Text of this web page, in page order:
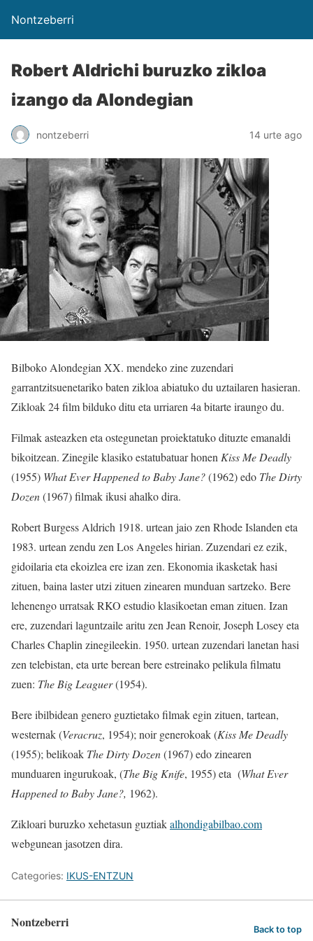
Nontzeberri
Robert Aldrichi buruzko zikloa
izango da Alondegian
nontzeberri 14 urte ago
Bilboko Alondegian XX. mendeko zine zuzendari
garrantzitsuenetariko baten zikloa abiatuko du uztailaren hasieran.
Zikloak 24 film bilduko ditu eta urriaren 4a bitarte iraungo du.
Filmak asteazken eta ostegunetan proiektatuko dituzte emanaldi
bikoitzean. Zinegile klasiko estatubatuar honen Kiss Me Deadly
(1955) What Ever Happened to Baby Jane?(1962) edo The Dirty
Dozen(1967) filmak ikusi ahalko dira.
Robert Burgess Aldrich 1918. urtean jaio zen Rhode Islanden eta
1983. urtean zendu zen Los Angeles hirian. Zuzendari ez ezik,
gidoilaria eta ekoizlea ere izan zen. Ekonomia ikasketak hasi
zituen, baina laster utzi zituen zinearen munduan sartzeko. Bere
lehenengo urratsak RKO estudio klasikoetan eman zituen. Izan
ere, zuzendari laguntzaile aritu zen Jean Renoir, Joseph Losey eta
Charles Chaplin zinegileekin. 1950. urtean zuzendari lanetan hasi
zen telebistan, eta urte berean bere estreinako pelikula filmatu
zuen: The Big Leaguer(1954).
Bere ibilbidean genero guztietako filmak egin zituen, tartean,
westernak (Veracruz, 1954); noir generokoak (Kiss Me Deadly
(1955); belikoak The Dirty Dozen(1967) edo zinearen
munduaren ingurukoak, (The Big Knife, 1955) eta (What Ever
Happened to Baby Jane?, 1962).
Zikloari buruzko xehetasun guztiakalhondigabilbao.com
webgunean jasotzen dira.
Categories: IKUS-ENTZUN
Nontzeberri Back to top